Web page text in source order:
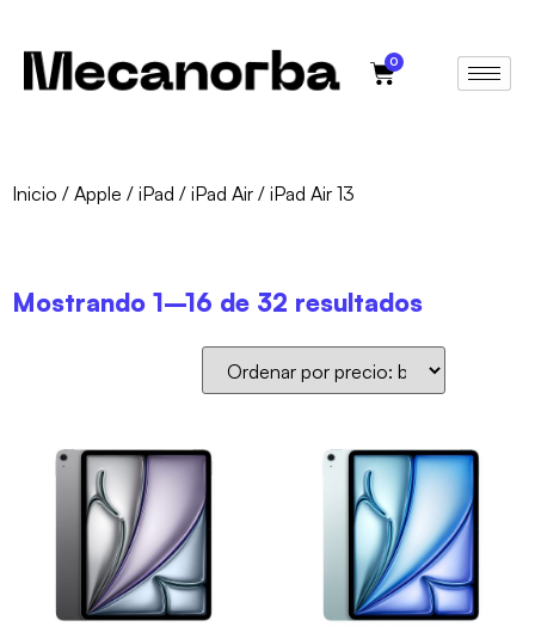
0
Inicio / Apple / iPad / iPad Air / iPad Air 13
Mostrando 1–16 de 32 resultados